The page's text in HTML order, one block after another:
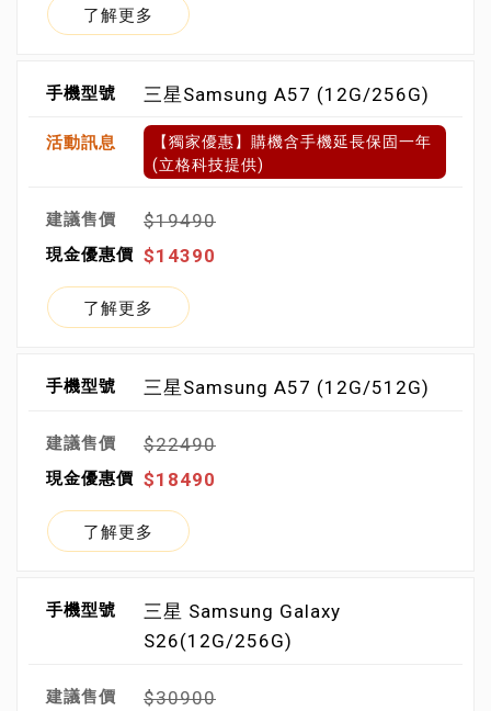
了解更多
三星Samsung A57 (12G/256G)
【獨家優惠】購機含手機延長保固一年
(立格科技提供)
$19490
$14390
了解更多
三星Samsung A57 (12G/512G)
$22490
$18490
了解更多
三星 Samsung Galaxy
S26(12G/256G)
$30900